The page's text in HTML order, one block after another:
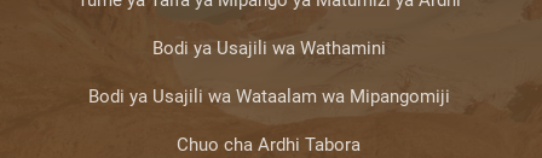
Bodi ya Usajili wa Wathamini
Bodi ya Usajili wa Wataalam wa Mipangomiji
Chuo cha Ardhi Tabora